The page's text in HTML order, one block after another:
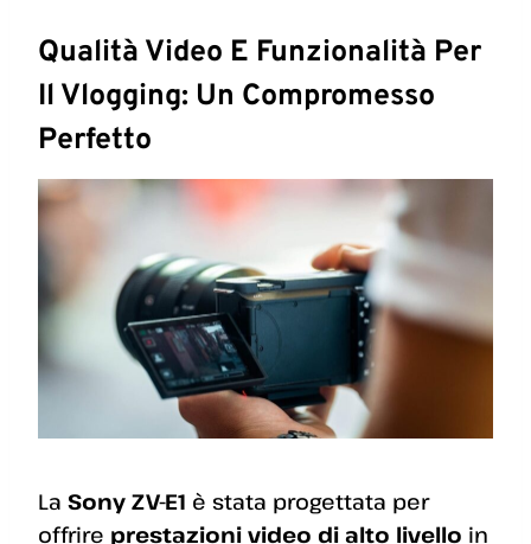
Qualità Video E Funzionalità Per
Il Vlogging: Un Compromesso
Perfetto
La Sony ZV-E1 è stata progettata per
offrire prestazioni video di alto livello in